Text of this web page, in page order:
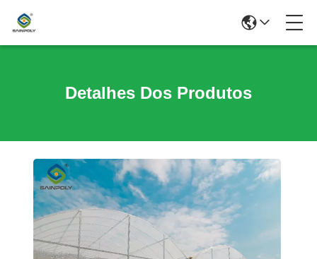
Detalhes Dos Produtos